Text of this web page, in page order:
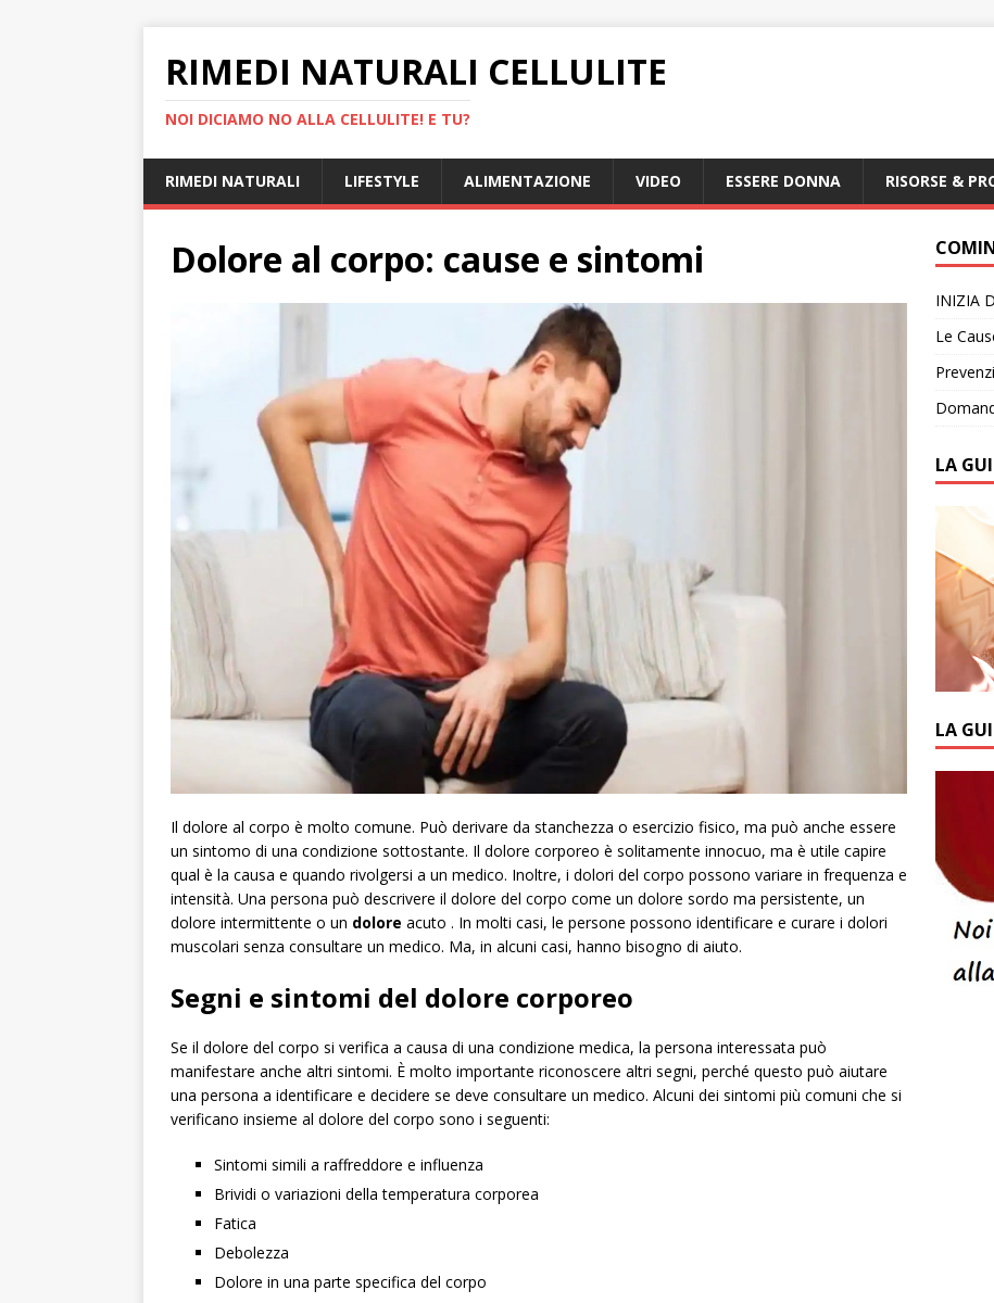
RIMEDI NATURALI CELLULITE
NOI DICIAMO NO ALLA CELLULITE! E TU?
RIMEDI NATURALI LIFESTYLE ALIMENTAZIONE VIDEO ESSERE DONNA RISORSE &
Dolore al corpo: cause e sintomi
Il dolore al corpo è molto comune. Può derivare da stanchezza o esercizio fisico, ma può anche essere
un sintomo di una condizione sottostante. Il dolore corporeo è solitamente innocuo, ma è utile capire
qual è la causa e quando rivolgersi a un medico. Inoltre, i dolori del corpo possono variare in frequenza e
intensità. Una persona può descrivere il dolore del corpo come un dolore sordo ma persistente, un
dolore intermittente o un dolore acuto . In molti casi, le persone possono identificare e curare i dolori
muscolari senza consultare un medico. Ma, in alcuni casi, hanno bisogno di aiuto.
Segni e sintomi del dolore corporeo
Se il dolore del corpo si verifica a causa di una condizione medica, la persona interessata può
manifestare anche altri sintomi. È molto importante riconoscere altri segni, perché questo può aiutare
una persona a identificare e decidere se deve consultare un medico. Alcuni dei sintomi più comuni che si
verificano insieme al dolore del corpo sono i seguenti:
Sintomi simili a raffreddore e influenza
Brividi o variazioni della temperatura corporea
Fatica
Debolezza
Dolore in una parte specifica del corpo
INIZIA
Le
LA
LA